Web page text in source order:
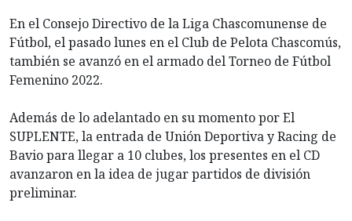
En el Consejo Directivo de la Liga Chascomunense de
Fútbol, el pasado lunes en el Club de Pelota Chascomús,
también se avanzó en el armado del Torneo de Fútbol
Femenino 2022.
Además de lo adelantado en su momento por El
SUPLENTE, la entrada de Unión Deportiva y Racing de
Bavio para llegar a 10 clubes, los presentes en el CD
avanzaron en la idea de jugar partidos de división
preliminar.